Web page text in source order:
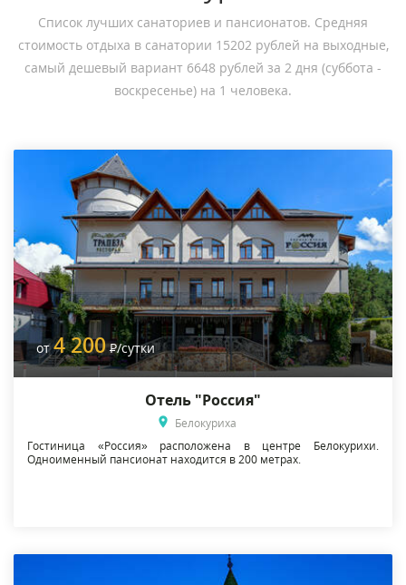
Список лучших санаториев и пансионатов. Средняя
стоимость отдыха в санатории 15202 рублей на выходные,
самый дешевый вариант 6648 рублей за 2 дня (суббота -
воскресенье) на 1 человека.
от4 200 Р/сутки
Отель "Россия"
Белокуриха
Гостиница «Россия» расположена в центре Белокурихи.
Одноименный пансионат находится в 200 метрах.